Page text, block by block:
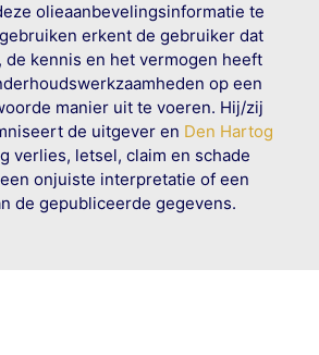
olieaanbevelingsinformatie te
erkent de gebruiker dat
kennis en het vermogen heeft
op een
manier uit te voeren. Hij/zij
de uitgever en Den Hartog
verlies, letsel, claim en schade
onjuiste interpretatie of een
de gepubliceerde gegevens.